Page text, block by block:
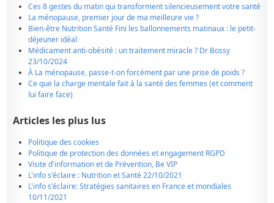
Ces 8 gestes du matin qui transforment silencieusement votre santé
La ménopause, premier jour de ma meilleure vie ?
Bien-être Nutrition Santé Fini les ballonnements matinaux : le petit-
déjeuner idéal
Médicament anti-obésité : un traitement miracle ? Dr Bossy
23/10/2024
À La ménopause, passe-t-on forcément par une prise de poids ?
Ce que la charge mentale fait à la santé des femmes (et comment
lui faire face)
Articles les plus lus
Politique des cookies
Politique de protection des données et engagement RGPD
Visite d'information et de Prévention, Be VIP
L'info s'éclaire : Nutrition et Santé 22/10/2021
L'info s'éclaire: Stratégies sanitaires en France et mondiales
10/11/2021